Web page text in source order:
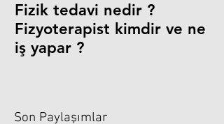
Fizik tedavi nedir ?
Fizyoterapist kimdir ve ne
iş yapar ?
Son Paylaşımlar